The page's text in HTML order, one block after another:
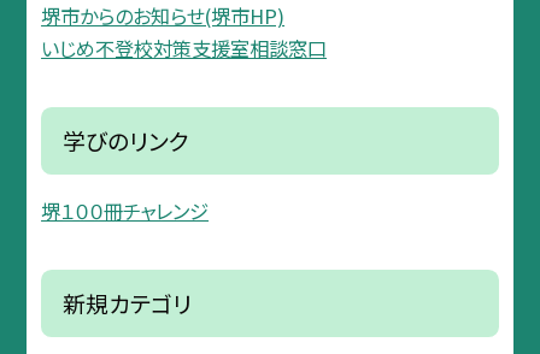
堺市からのお知らせ(堺市HP)
いじめ不登校対策支援室相談窓口
学びのリンク
堺１００冊チャレンジ
新規カテゴリ